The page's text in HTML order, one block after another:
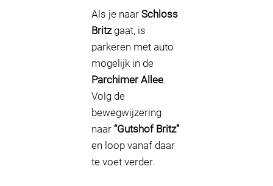
Als je naar Schloss
Britzgaat, is
parkeren met auto
mogelijk in de
Parchimer Allee.
Volg de
bewegwijzering
naar “Gutshof Britz”
en loop vanaf daar
te voet verder.